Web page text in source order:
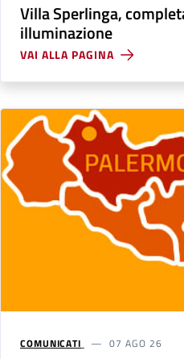
Villa Sperlinga,
illuminazione
VAI ALLA PAGINA
COMUNICATI 07 AGO 26